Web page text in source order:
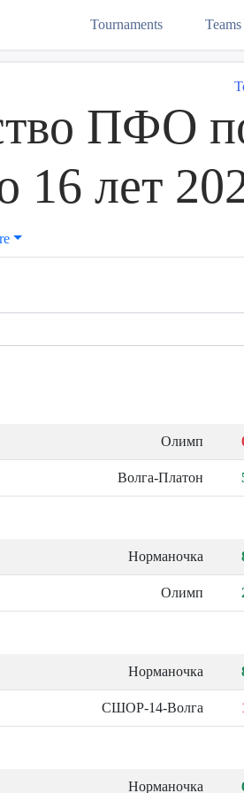
Tournaments Teams
ПФО
16 лет
Олимп
Волга-Платон
Норманочка
Олимп
Норманочка
СШОР-14-Волга
Норманочка